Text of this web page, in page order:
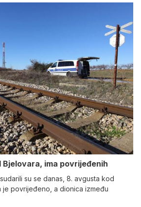
ima povrijeđenih
su se danas, 8. avgusta kod
je povrijeđeno, a dionica između